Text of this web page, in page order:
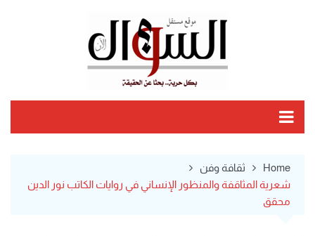
Home
ثقافة وفن
شعرية المثاقفة والمنظور الإنساني في روايات الكاتب نور الدين
محقق